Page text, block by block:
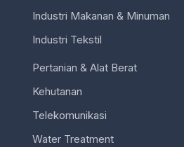
Industri Makanan & Minuman
Industri Tekstil
Pertanian & Alat Berat
Kehutanan
Telekomunikasi
Water Treatment